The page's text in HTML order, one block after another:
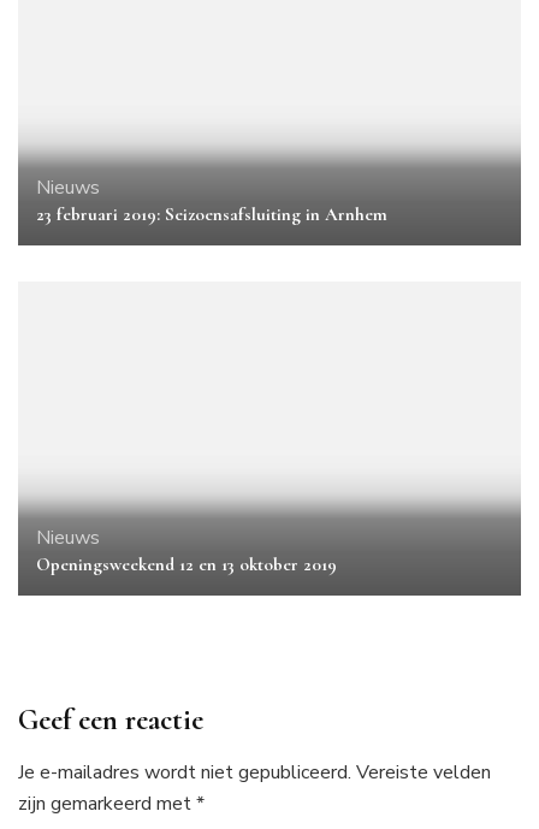
Nieuws
23 februari 2019: Seizoensafsluiting in Arnhem
Nieuws
Openingsweekend 12 en 13 oktober 2019
Geef een reactie
Je e-mailadres wordt niet gepubliceerd. Vereiste velden
zijn gemarkeerd met*